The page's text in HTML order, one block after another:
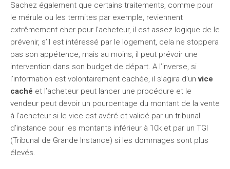
Sachez également que certains traitements, comme pour
le mérule ou les termites par exemple, reviennent
extrêmement cher pour l’acheteur, il est assez logique de le
prévenir, s’il est intéressé par le logement, cela ne stoppera
pas son appétence, mais au moins, il peut prévoir une
intervention dans son budget de départ. A l’inverse, si
l’information est volontairement cachée, il s’agira d’unvice
caché et l’acheteur peut lancer une procédure et le
vendeur peut devoir un pourcentage du montant de la vente
à l’acheteur si le vice est avéré et validé par un tribunal
d’instance pour les montants inférieur à 10k et par un TGI
(Tribunal de Grande Instance) si les dommages sont plus
élevés.